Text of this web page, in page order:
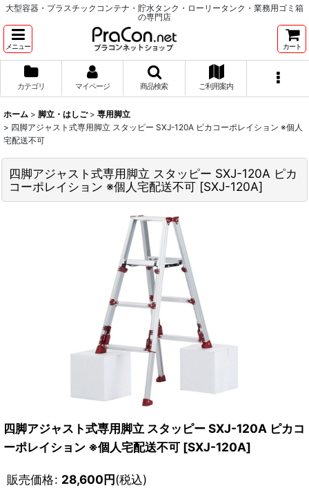
大型容器・プラスチックコンテナ・貯水タンク・ローリータンク・業務用ゴミ箱
の専門店
メニュー カート
カテゴリ マイページ 商品検索 ご利用案内
ホーム > 脚立・はしご > 専用脚立
> 四脚アジャスト式専用脚立 スタッピー SXJ-120A ピカコーポレイション ※個人
宅配送不可
四脚アジャスト式専用脚立 スタッピー SXJ-120A ピカ
コーポレイション ※個人宅配送不可 [SXJ-120A]
四脚アジャスト式専用脚立 スタッピー SXJ-120A ピカコ
ーポレイション ※個人宅配送不可 [SXJ-120A]
販売価格: 28,600円(税込)